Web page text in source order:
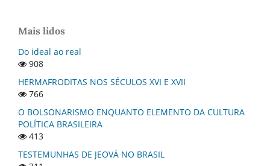
Mais lidos
Do ideal ao real
908
HERMAFRODITAS NOS SÉCULOS XVI E XVII
766
O BOLSONARISMO ENQUANTO ELEMENTO DA CULTURA
POLÍTICA BRASILEIRA
413
TESTEMUNHAS DE JEOVÁ NO BRASIL